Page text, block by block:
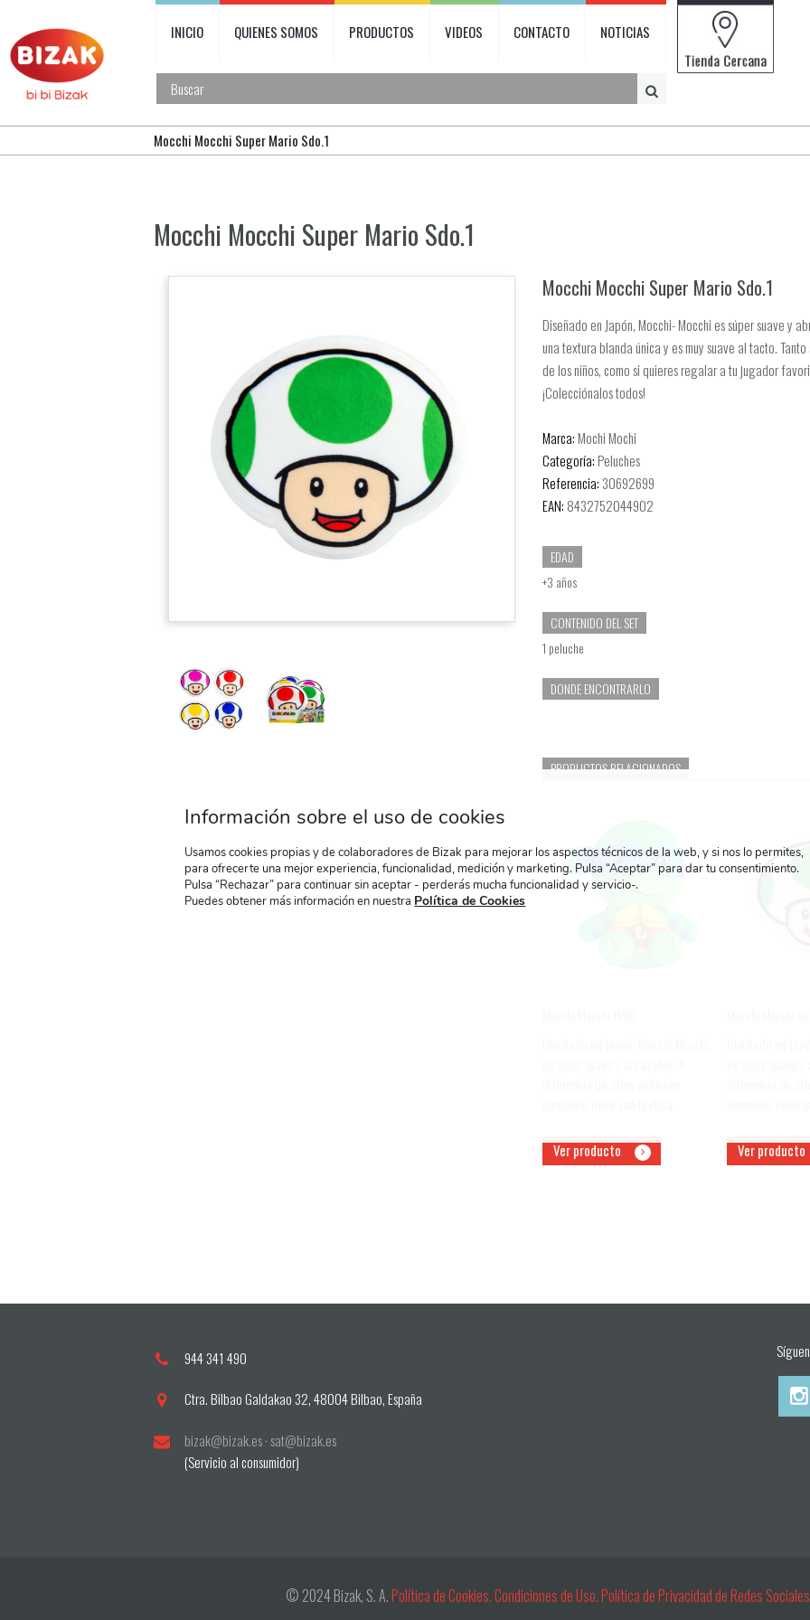
INICIO QUIENES SOMOS PRODUCTOS VIDEOS CONTACTO NOTICIAS
Mocchi Mocchi Super Mario Sdo.1
Mocchi Mocchi Super Mario Sdo.1
Mocchi Mocchi Super Mario Sdo.1
Diseñado en Japón, Mocchi- Mocchi es súper suave y
una textura blanda única y es muy suave al tacto.
de los niños, como si quieres regalar a tu jugador
¡Colecciónalos todos!
Marca: Mochi Mochi
Categoría: Peluches
Referencia: 30692699
EAN: 8432752044902
EDAD
+3 años
CONTENIDO DEL SET
1 peluche
DONDE ENCONTRARLO
PRODUCTOS RELACIONADOS
Ver producto Ver producto
944 341 490
Ctra. Bilbao Galdakao 32, 48004 Bilbao, España
bizak@bizak.es· sat@bizak.es
(Servicio al consumidor)
© 2024 Bizak, S. A.Política de Cookies.Condiciones de Uso.Política de Privacidad de Redes
Información sobre el uso de cookies
Usamos cookies propias y de colaboradores de Bizak para mejorar los aspectos técnicos de la web, y si nos lo permites,
para ofrecerte una mejor experiencia, funcionalidad, medición y marketing. Pulsa “Aceptar” para dar tu consentimiento.
Pulsa “Rechazar” para continuar sin aceptar - perderás mucha funcionalidad y servicio-.
Puedes obtener más información en nuestra Política de Cookies